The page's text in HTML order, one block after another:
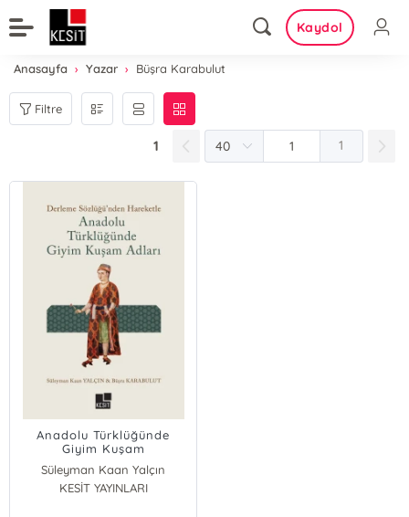
Kaydol
Anasayfa Yazar Büşra Karabulut
Filtre
1 1
Anadolu Türklüğünde
Giyim Kuşam
Adları;Derleme
Sözlüğü'nden Hareketle
Süleyman Kaan Yalçın
Büşra Karabulut
KESİT YAYINLARI